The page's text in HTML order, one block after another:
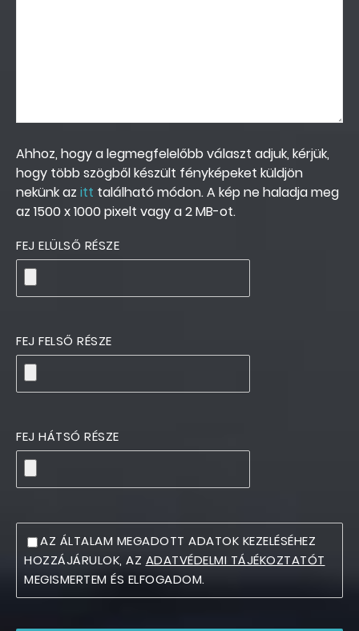
Ahhoz, hogy a legmegfelelőbb választ adjuk, kérjük,
hogy több szögből készült fényképeket küldjön
nekünk az itt található módon. A kép ne haladja meg
az 1500 x 1000 pixelt vagy a 2 MB-ot.
FEJ ELÜLSŐ RÉSZE
FEJ FELSŐ RÉSZE
FEJ HÁTSÓ RÉSZE
AZ ÁLTALAM MEGADOTT ADATOK KEZELÉSÉHEZ
HOZZÁJÁRULOK, AZ ADATVÉDELMI TÁJÉKOZTATÓT
MEGISMERTEM ÉS ELFOGADOM.